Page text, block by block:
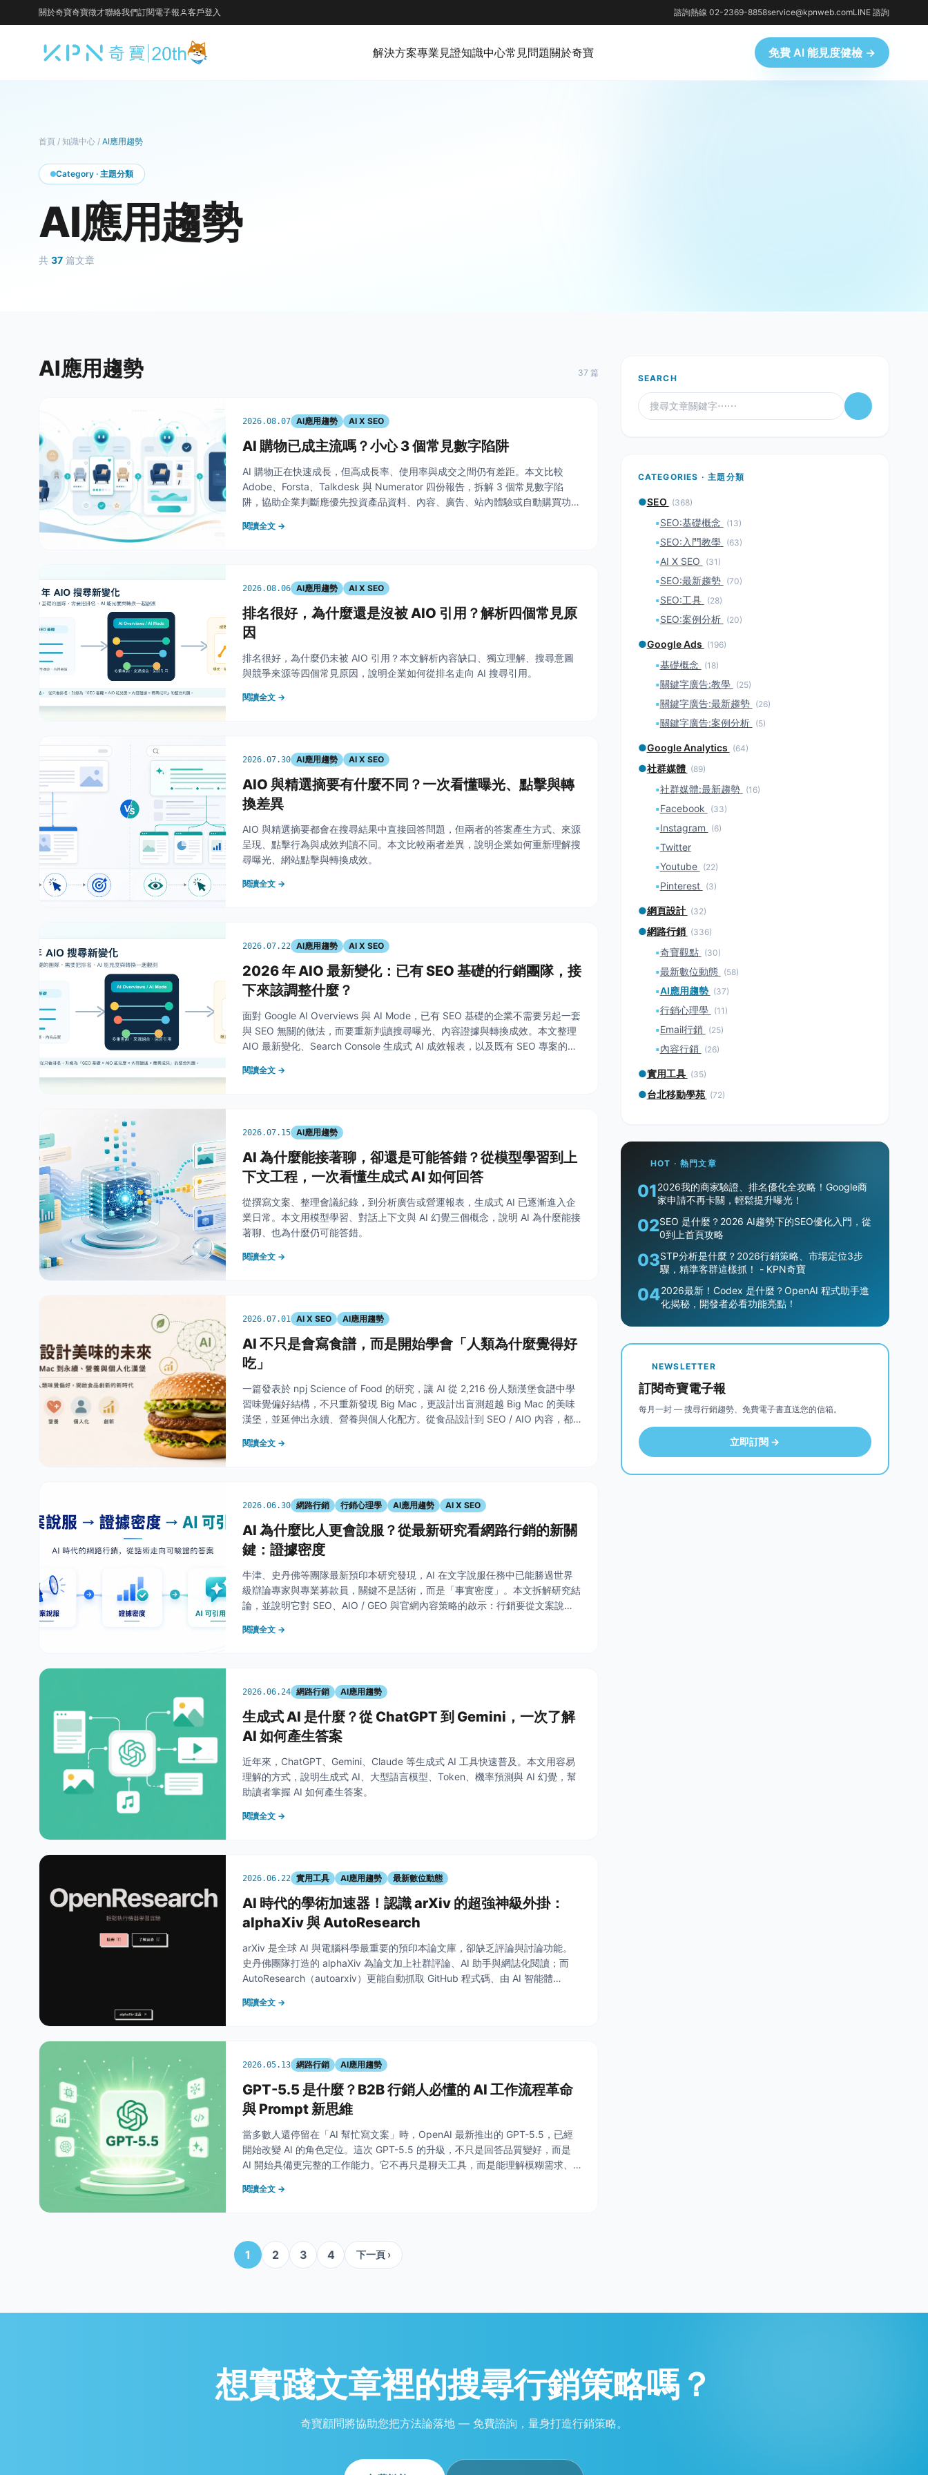
關於奇寶奇寶徵才聯絡我們訂閱電子報 客戶登入 諮詢熱線 02-2369-8858service@kpnweb.comLINE 諮詢
解決方案專業見證知識中心常見問題關於奇寶 免費 AI 能見度健檢 →
首頁 / 知識中心 / AI應用趨勢
Category · 主題分類
AI應用趨勢
共 37 篇文章
AI應用趨勢 37 篇
2026.08.07 AI應用趨勢 AI X SEO
AI 購物已成主流嗎？小心 3 個常見數字陷阱
AI 購物正在快速成長，但高成長率、使用率與成交之間仍有差距。本文比較
Adobe、Forsta、Talkdesk 與 Numerator 四份報告，拆解 3 個常見數字陷
阱，協助企業判斷應優先投資產品資料、內容、廣告、站內體驗或自動購買功
閱讀全文 →
2026.08.06 AI應用趨勢 AI X SEO
排名很好，為什麼還是沒被 AIO 引用？解析四個常見原
因
排名很好，為什麼仍未被 AIO 引用？本文解析內容缺口、獨立理解、搜尋意圖
與競爭來源等四個常見原因，說明企業如何從排名走向 AI 搜尋引用。
閱讀全文 →
2026.07.30 AI應用趨勢 AI X SEO
AIO 與精選摘要有什麼不同？一次看懂曝光、點擊與轉
換差異
AIO 與精選摘要都會在搜尋結果中直接回答問題，但兩者的答案產生方式、來源
呈現、點擊行為與成效判讀不同。本文比較兩者差異，說明企業如何重新理解搜
尋曝光、網站點擊與轉換成效。
閱讀全文 →
2026.07.22 AI應用趨勢 AI X SEO
2026 年 AIO 最新變化：已有 SEO 基礎的行銷團隊，接
下來該調整什麼？
面對 Google AI Overviews 與 AI Mode，已有 SEO 基礎的企業不需要另起一套
與 SEO 無關的做法，而要重新判讀搜尋曝光、內容證據與轉換成效。本文整理
AIO 最新變化、Search Console 生成式 AI 成效報表，以及既有 SEO 專案的優
閱讀全文 →
2026.07.15 AI應用趨勢
AI 為什麼能接著聊，卻還是可能答錯？從模型學習到上
下文工程，一次看懂生成式 AI 如何回答
從撰寫文案、整理會議紀錄，到分析廣告或營運報表，生成式 AI 已逐漸進入企
業日常。本文用模型學習、對話上下文與 AI 幻覺三個概念，說明 AI 為什麼能接
著聊、也為什麼仍可能答錯。
閱讀全文 →
2026.07.01 AI X SEO AI應用趨勢
AI 不只是會寫食譜，而是開始學會「人類為什麼覺得好
吃」
一篇發表於 npj Science of Food 的研究，讓 AI 從 2,216 份人類漢堡食譜中學
習味覺偏好結構，不只重新發現 Big Mac，更設計出盲測超越 Big Mac 的美味
漢堡，並延伸出永續、營養與個人化配方。從食品設計到 SEO / AIO 內容，都
閱讀全文 →
2026.06.30 網路行銷 行銷心理學 AI應用趨勢 AI X SEO
AI 為什麼比人更會說服？從最新研究看網路行銷的新關
鍵：證據密度
牛津、史丹佛等團隊最新預印本研究發現，AI 在文字說服任務中已能勝過世界
級辯論專家與專業募款員，關鍵不是話術，而是「事實密度」。本文拆解研究結
論，並說明它對 SEO、AIO / GEO 與官網內容策略的啟示：行銷要從文案說
閱讀全文 →
2026.06.24 網路行銷 AI應用趨勢
生成式 AI 是什麼？從 ChatGPT 到 Gemini，一次了解
AI 如何產生答案
近年來，ChatGPT、Gemini、Claude 等生成式 AI 工具快速普及。本文用容易
理解的方式，說明生成式 AI、大型語言模型、Token、機率預測與 AI 幻覺，幫
助讀者掌握 AI 如何產生答案。
閱讀全文 →
2026.06.22 實用工具 AI應用趨勢 最新數位動態
AI 時代的學術加速器！認識 arXiv 的超強神級外掛：
alphaXiv 與 AutoResearch
arXiv 是全球 AI 與電腦科學最重要的預印本論文庫，卻缺乏評論與討論功能。
史丹佛團隊打造的 alphaXiv 為論文加上社群評論、AI 助手與網誌化閱讀；而
AutoResearch（autoarxiv）更能自動抓取 GitHub 程式碼、由 AI 智能體
輯與可信度。
閱讀全文 →
2026.05.13 網路行銷 AI應用趨勢
GPT-5.5 是什麼？B2B 行銷人必懂的 AI 工作流程革命
與 Prompt 新思維
當多數人還停留在「AI 幫忙寫文案」時，OpenAI 最新推出的 GPT-5.5，已經
開始改變 AI 的角色定位。這次 GPT-5.5 的升級，不只是回答品質變好，而是
AI 開始具備更完整的工作能力。它不再只是聊天工具，而是能理解模糊需求、
閱讀全文 →
1 2 3 4 下一頁 ›
SEARCH
CATEGORIES · 主題分類
●SEO (368)
▪SEO:基礎概念 (13)
▪SEO:入門教學 (63)
▪AI X SEO (31)
▪SEO:最新趨勢 (70)
▪SEO:工具 (28)
▪SEO:案例分析 (20)
●Google Ads (196)
▪基礎概念 (18)
▪關鍵字廣告:教學 (25)
▪關鍵字廣告:最新趨勢 (26)
▪關鍵字廣告:案例分析 (5)
●Google Analytics (64)
●社群媒體 (89)
▪社群媒體:最新趨勢 (16)
▪Facebook (33)
▪Instagram (6)
▪Twitter
▪Youtube (22)
▪Pinterest (3)
●網頁設計 (32)
●網路行銷 (336)
▪奇寶觀點 (30)
▪最新數位動態 (58)
▪AI應用趨勢 (37)
▪行銷心理學 (11)
▪Email行銷 (25)
▪內容行銷 (26)
●實用工具 (35)
●台北移動學苑 (72)
HOT · 熱門文章
012026我的商家驗證、排名優化全攻略！Google商
家申請不再卡關，輕鬆提升曝光！
02SEO 是什麼？2026 AI趨勢下的SEO優化入門，從
0到上首頁攻略
03STP分析是什麼？2026行銷策略、市場定位3步
驟，精準客群這樣抓！ - KPN奇寶
042026最新！Codex 是什麼？OpenAI 程式助手進
化揭秘，開發者必看功能亮點！
NEWSLETTER
訂閱奇寶電子報
每月一封 — 搜尋行銷趨勢、免費電子書直送您的信箱。
立即訂閱 →
想實踐文章裡的搜尋行銷策略嗎？
奇寶顧問將協助您把方法論落地 — 免費諮詢，量身打造行銷策略。